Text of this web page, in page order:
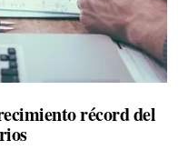
récord del